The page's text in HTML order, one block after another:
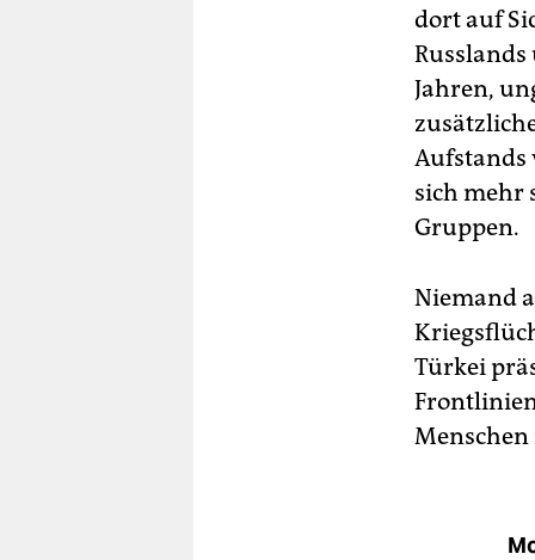
dort auf
Jahren,
Aufstands
sich mehr
Gruppen.
Niemand
Türkei